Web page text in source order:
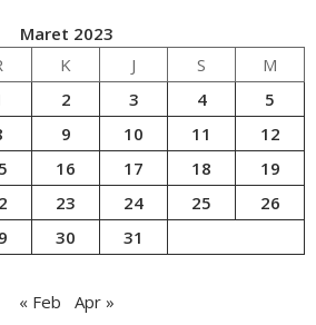
Maret 2023
K J S
M
2 3 4
5
9 10 11
12
16 17 18
19
23 24 25
26
30 31
« Feb Apr »